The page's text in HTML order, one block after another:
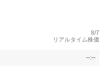
8/7
リアルタイム株価
--:--